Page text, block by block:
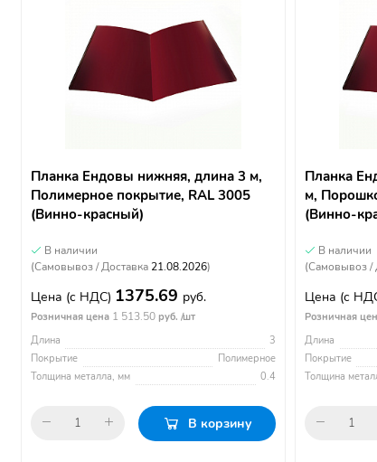
Планка Ендовы нижняя, длина 3 м,
Полимерное покрытие, RAL 3005
(Винно-красный)
В наличии
(Самовывоз / Доставка 21.08.2026)
Цена (с НДС) 1375.69 руб.
Розничная цена 1 513.50 руб. /шт
Длина
3
Покрытие
Полимерное
Толщина металла, мм
0.4
В корзину
Планка
м,
(Винно-
В наличии
(Самовывоз /
Цена (с
Розничная
Длина
Покрытие
Толщина